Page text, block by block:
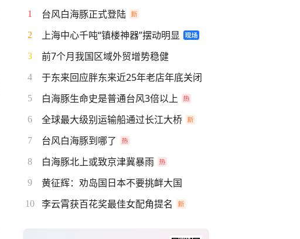
1 台风白海豚正式登陆
2 上海中心千吨“镇楼神器”摆动明显
3 前7个月我国区域外贸增势稳健
4 于东来回应胖东来近25年老店年底关闭
5 白海豚生命史是普通台风3倍以上
6 全球最大级别运输船通过长江大桥
7 台风白海豚到哪了
8 白海豚北上或致京津冀暴雨
9 黄征辉：劝岛国日本不要挑衅大国
10 李云霄获百花奖最佳女配角提名